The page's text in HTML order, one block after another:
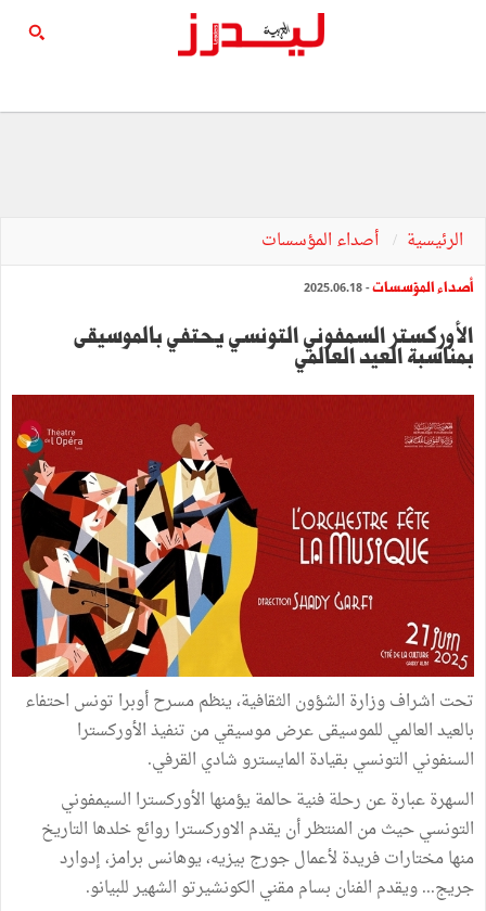
الرئيسية أصداء المؤسسات
أصداء المؤسسات- 2025.06.18
الأوركستر السمفوني التونسي يحتفي بالموسيقى
بمناسبة العيد العالمي
تحت اشراف وزارة الشؤون الثقافية، ينظم مسرح أوبرا تونس احتفاء
بالعيد العالمي للموسيقى عرض موسيقي من تنفيذ الأوركسترا
السنفوني التونسي بقيادة المايسترو شادي القرفي.
السهرة عبارة عن رحلة فنية حالمة يؤمنها الأوركسترا السيمفوني
التونسي حيث من المنتظر أن يقدم الاوركسترا روائع خلدها التاريخ
منها مختارات فريدة لأعمال جورج بيزيه، يوهانس برامز، إدوارد
جريج... ويقدم الفنان بسام مقني الكونشيرتو الشهير للبيانو.